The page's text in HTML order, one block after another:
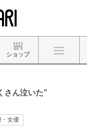
ショップ
さん泣いた”
・女優